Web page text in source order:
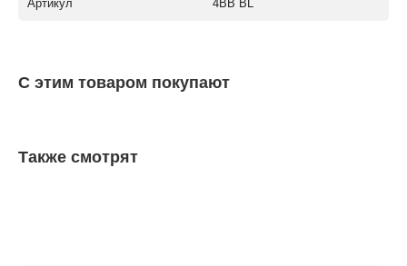
Артикул 4ВВ BL
С этим товаром покупают
Также смотрят